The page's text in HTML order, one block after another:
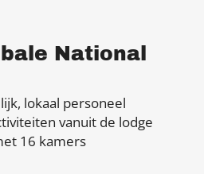
National
lokaal personeel
vanuit de lodge
16 kamers